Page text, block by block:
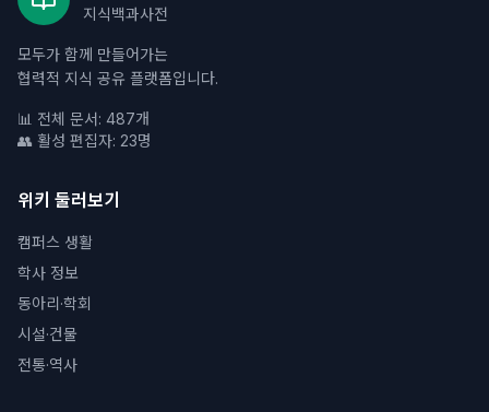
지식백과사전
모두가 함께 만들어가는
협력적 지식 공유 플랫폼입니다.
📊 전체 문서: 487개
👥 활성 편집자: 23명
위키 둘러보기
캠퍼스 생활
학사 정보
동아리·학회
시설·건물
전통·역사